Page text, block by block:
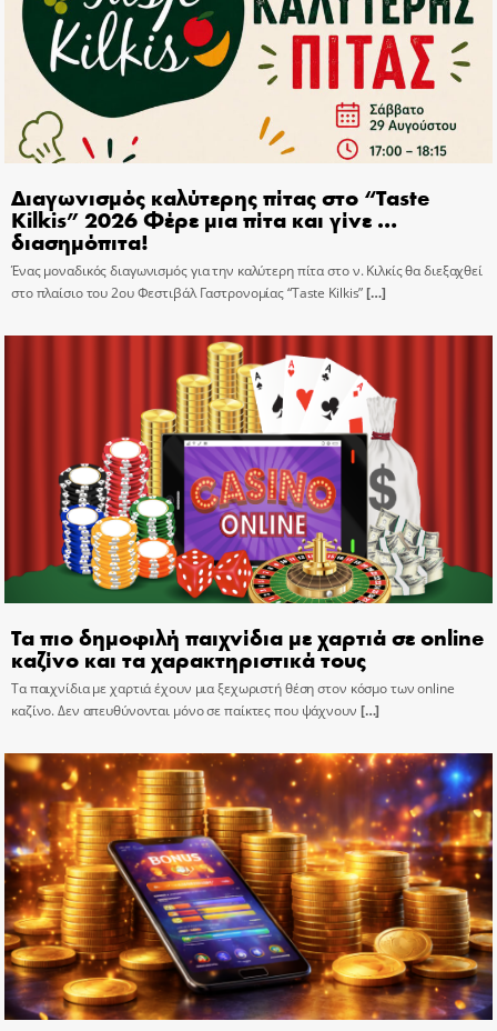
Διαγωνισμός καλύτερης πίτας στο “Taste
Kilkis” 2026 Φέρε μια πίτα και γίνε …
διασημόπιτα!
Ένας μοναδικός διαγωνισμός για την καλύτερη πίτα στο ν. Κιλκίς θα διεξαχθεί
στο πλαίσιο του 2ου Φεστιβάλ Γαστρονομίας “Taste Kilkis”[…]
Τα πιο δημοφιλή παιχνίδια με χαρτιά σε online
καζίνο και τα χαρακτηριστικά τους
Τα παιχνίδια με χαρτιά έχουν μια ξεχωριστή θέση στον κόσμο των online
καζίνο. Δεν απευθύνονται μόνο σε παίκτες που ψάχνουν […]